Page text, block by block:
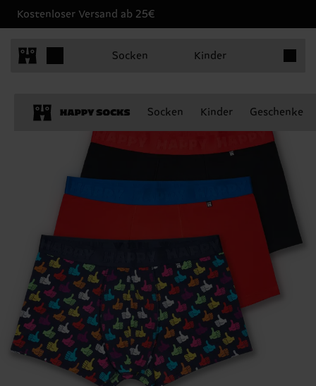
Kostenloser Versand ab 25€
Socken Kinder
Socken Kinder Geschenke